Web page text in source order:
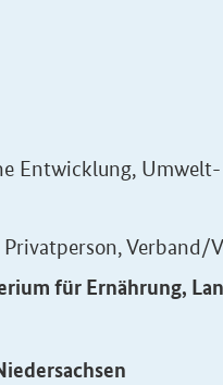
Entwicklung,
für Ernährung,